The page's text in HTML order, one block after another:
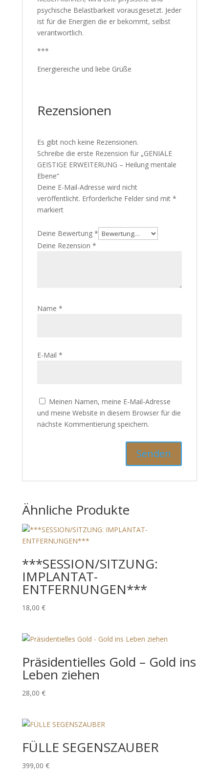
psychische Belastbarkeit vorausgesetzt. Jeder
ist für die Energien die er bekommt, selbst
verantwortlich.
***
Energiereiche und liebe Grüße
Rezensionen
Es gibt noch keine Rezensionen.
Schreibe die erste Rezension für „GENIALE
GEISTIGE ERWEITERUNG – Heilung mentale
Ebene“
Deine E-Mail-Adresse wird nicht
veröffentlicht. Erforderliche Felder sind mit *
markiert
Deine Bewertung *
Deine Rezension *
Name *
E-Mail *
Meinen Namen, meine E-Mail-Adresse
und meine Website in diesem Browser für die
nächste Kommentierung speichern.
Ähnliche Produkte
***SESSION/SITZUNG:
IMPLANTAT-
ENTFERNUNGEN***
18,00 €
Präsidentielles Gold – Gold ins
Leben ziehen
28,00 €
FÜLLE SEGENSZAUBER
399,00 €